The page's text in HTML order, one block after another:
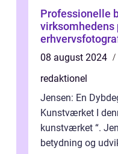
Professionelle
08 august 2024
redaktionel
Jensen: En
Kunstværket I
kunstværket “.
betydning og